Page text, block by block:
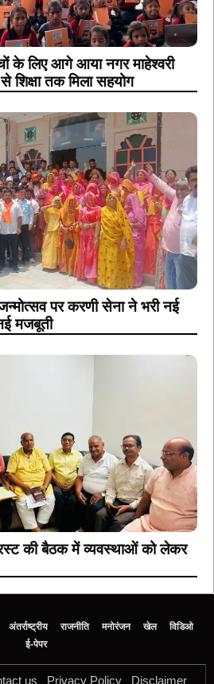
के लिए आगे आया नगर माहेश्वरी
शिक्षा तक मिला सहयोग
पर करणी सेना ने भरी नई
मजबूती
की बैठक में व्यवस्थाओं को लेकर
अंतर्राष्ट्रीय राजनीति मनोरंजन खेल
विडिओ
ई-पेपर
us Privacy Policy Disclaimer